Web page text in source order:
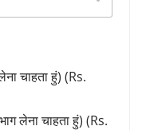
चाहता हुं) (Rs.
लेना चाहता हुं) (Rs.